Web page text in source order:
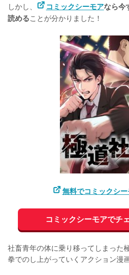
しかし、 コミックシーモアなら今
読めることが分かりました！
無料でコミックシ
コミックシーモアでチ
社畜青年の体に乗り移ってしまった
拳でのし上がっていくアクション漫